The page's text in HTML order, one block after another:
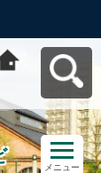
戻る
メニュー